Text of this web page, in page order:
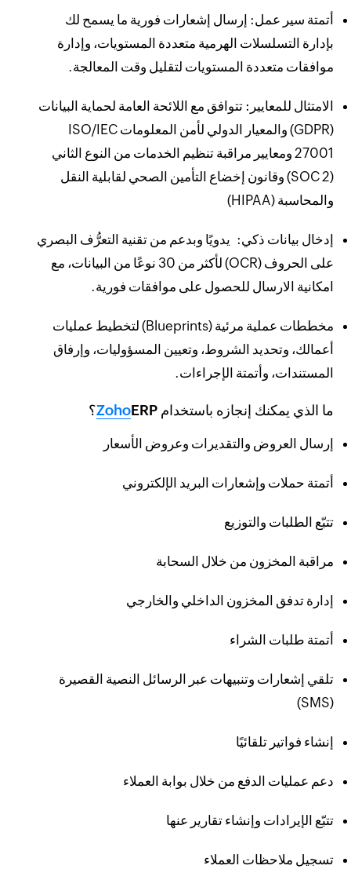
أتمتة سير عمل: إرسال إشعارات فورية ما يسمح لك
بإدارة التسلسلات الهرمية متعددة المستويات، وإدارة
موافقات متعددة المستويات لتقليل وقت المعالجة.
الامتثال للمعايير: تتوافق مع اللائحة العامة لحماية البيانات
(GDPR) والمعيار الدولي لأمن المعلومات ISO/IEC
27001 ومعايير مراقبة تنظيم الخدمات من النوع الثاني
(SOC 2) وقانون إخضاع التأمين الصحي لقابلية النقل
والمحاسبة (HIPAA)
إدخال بيانات ذكي: يدويًا وبدعم من تقنية التعرُّف البصري
على الحروف (OCR) لأكثر من 30 نوعًا من البيانات، مع
امكانية الارسال للحصول على موافقات فورية.
مخططات عملية مرئية (Blueprints) لتخطيط عمليات
أعمالك، وتحديد الشروط، وتعيين المسؤوليات، وإرفاق
المستندات، وأتمتة الإجراءات.
ما الذي يمكنك إنجازه باستخدام ZohoERP؟
إرسال العروض والتقديرات وعروض الأسعار
أتمتة حملات وإشعارات البريد الإلكتروني
تتبّع الطلبات والتوزيع
مراقبة المخزون من خلال السحابة
إدارة تدفق المخزون الداخلي والخارجي
أتمتة طلبات الشراء
تلقي إشعارات وتنبيهات عبر الرسائل النصية القصيرة
(SMS)
إنشاء فواتير تلقائيًا
دعم عمليات الدفع من خلال بوابة العملاء
تتبّع الإيرادات وإنشاء تقارير عنها
تسجيل ملاحظات العملاء